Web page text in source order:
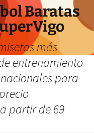
Baratas
más
entrenamiento
para
partir de 69